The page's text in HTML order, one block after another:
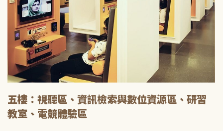
五樓：視聽區、資訊檢索與數位資源區、研習
教室、電競體驗區